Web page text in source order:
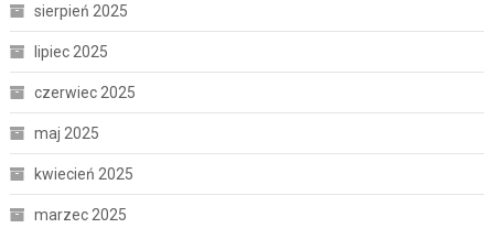
sierpień 2025
lipiec 2025
czerwiec 2025
maj 2025
kwiecień 2025
marzec 2025